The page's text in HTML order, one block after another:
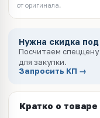
от оригинала.
Нужна скидка
Посчитаем
для закупки.
Запросить КП →
Кратко о товаре